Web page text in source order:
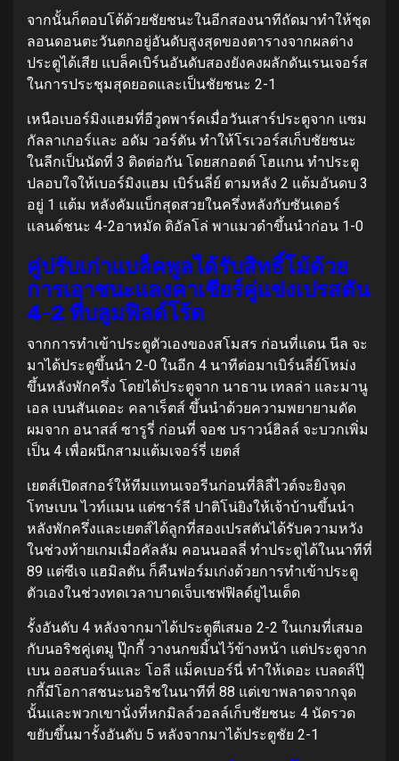
จากนั้นก็ตอบโต้ด้วยชัยชนะในอีกสองนาทีถัดมาทําให้ชุด
ลอนดอนตะวันตกอยู่อันดับสูงสุดของตารางจากผลต่าง
ประตูได้เสีย แบล็คเบิร์นอันดับสองยังคงผลักดันเรนเจอร์ส
ในการประชุมสุดยอดและเป็นชัยชนะ 2-1
เหนือเบอร์มิงแฮมที่อีวูดพาร์คเมื่อวันเสาร์ประตูจาก แซม
กัลลาเกอร์และ อดัม วอร์ตัน ทําให้โรเวอร์สเก็บชัยชนะ
ในลีกเป็นนัดที่ 3 ติดต่อกัน โดยสกอตต์ โฮแกน ทําประตู
ปลอบใจให้เบอร์มิงแฮม เบิร์นลี่ย์ ตามหลัง 2 แต้มอันดบ 3
อยู่ 1 แต้ม หลังคัมแบ็กสุดสวยในครึ่งหลังกับซันเดอร์
แลนด์ชนะ 4-2อาหมัด ดิอัลโล่ พาแมวดําขึ้นนําก่อน 1-0
คู่ปรับเก่าแบล็คพูลได้รับสิทธิ์โม้ด้วย
การเอาชนะแลงคาเชียร์คู่แข่งเปรสตัน
4-2 ที่บลูมฟิลด์โร้ด
จากการทําเข้าประตูตัวเองของสโมสร ก่อนที่แดน นีล จะ
มาได้ประตูขึ้นนํา 2-0 ในอีก 4 นาทีต่อมาเบิร์นลี่ย์โหม่ง
ขึ้นหลังพักครึ่ง โดยได้ประตูจาก นาธาน เทลล่า และมานู
เอล เบนสันเดอะ คลาเร็ตส์ ขึ้นนําด้วยความพยายามดัด
ผมจาก อนาสส์ ซารูรี่ ก่อนที่ จอช บราวน์ฮิลล์ จะบวกเพิ่ม
เป็น 4 เพื่อผนึกสามแต้มเจอร์รี่ เยตส์
เยตส์เปิดสกอร์ให้ทีมแทนเจอรีนก่อนที่ลิลี่ไวต์จะยิงจุด
โทษเบน ไวท์แมน แต่ชาร์ลี ปาติโน่ยิงให้เจ้าบ้านขึ้นนํา
หลังพักครึ่งและเยตส์ได้ลูกที่สองเปรสตันได้รับความหวัง
ในช่วงท้ายเกมเมื่อคัลลัม คอนนอลลี่ ทําประตูได้ในนาทีที่
89 แต่ซีเจ แฮมิลตัน ก็คืนฟอร์มเก่งด้วยการทําเข้าประตู
ตัวเองในช่วงทดเวลาบาดเจ็บเชฟฟิลด์ยูไนเต็ด
รั้งอันดับ 4 หลังจากมาได้ประตูตีเสมอ 2-2 ในเกมที่เสมอ
กับนอริชคู่เตมู ปุ๊กกี้ วางนกขมิ้นไว้ข้างหน้า แต่ประตูจาก
เบน ออสบอร์นและ โอลี แม็คเบอร์นี่ ทําให้เดอะ เบลดส์ปุ๊
กกี้มีโอกาสชนะนอริชในนาทีที่ 88 แต่เขาพลาดจากจุด
นั้นและพวกเขานั่งที่หกมิลล์วอลล์เก็บชัยชนะ 4 นัดรวด
ขยับขึ้นมารั้งอันดับ 5 หลังจากมาได้ประตูชัย 2-1